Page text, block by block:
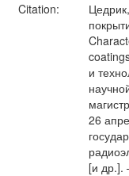
Citation:
и
26
[и др.].